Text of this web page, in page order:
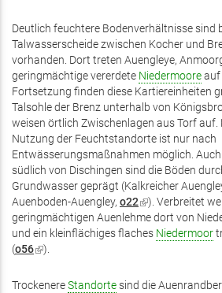
extern)
Deutlich feuchtere Bodenverhältnisse sind
Talwasserscheide zwischen Kocher und
vorhanden. Dort treten Auengleye,
geringmächtige vererdete Niedermooreauf
Fortsetzung finden diese Kartiereinheiten
Talsohle der Brenz unterhalb von
weisen örtlich Zwischenlagen aus Torf auf.
Nutzung der Feuchtstandorte ist nur nach
Entwässerungsmaßnahmen möglich. Auch
südlich von Dischingen sind die Böden
Grundwasser geprägt (Kalkreicher
Auenboden-Auengley, o22(Link
ist
extern)
). Verbreitet
geringmächtigen Auenlehme dort von
und ein kleinflächiges flaches Niedermoor
(o56(Link
extern)
).
TrockenereStandortesind die